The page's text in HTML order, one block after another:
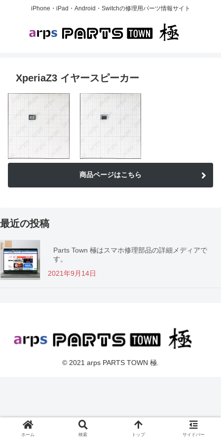
iPhone・iPad・Android・Switchの修理用パーツ情報サイト
XperiaZ3 イヤースピーカー
商品ページはこちら
最近の投稿
Parts Town 極はスマホ修理部品の詳細メディアで
す。
2021年9月14日
© 2021 arps PARTS TOWN 極.
ホーム 検索 トップ サイドバー